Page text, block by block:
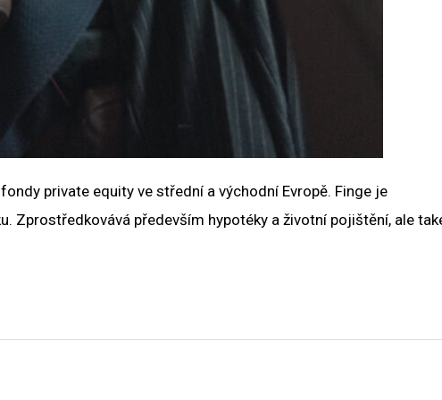
private equity ve střední a východní Evropě. Finge je
Zprostředkovává především hypotéky a životní pojištění, ale